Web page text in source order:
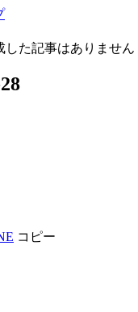
た記事はありません
コピー